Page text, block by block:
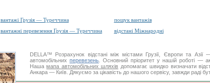
вантажі Грузія — Туреччина
пошук вантажів
вантажні перевезення Грузія — Туреччина відстані Міжнародні
DELLA™ Розрахунок відстаніміж містами Грузії, Європи та Азії
автомобільнихперевезень . Основний пріоритет у нашій роботі —
Нашамапа автомобільних шляхів допомагає швидко визначати
Анкара — Київ. Дякуємо за цікавість до нашого сервісу, завжди раді